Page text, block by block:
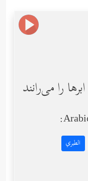
را می‌رانند
الطبري